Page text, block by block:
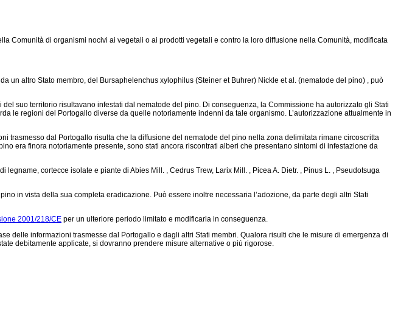
Comunità di organismi nocivi ai vegetali o ai prodotti vegetali e contro la loro diffusione nella Comunità, modificata
altro Stato membro, del Bursaphelenchus xylophilus (Steiner et Buhrer) Nickle et al. (nematode del pino) , può
suo territorio risultavano infestati dal nematode del pino. Di conseguenza, la Commissione ha autorizzato gli Stati
le regioni del Portogallo diverse da quelle notoriamente indenni da tale organismo. L’autorizzazione attualmente in
trasmesso dal Portogallo risulta che la diffusione del nematode del pino nella zona delimitata rimane circoscritta
era finora notoriamente presente, sono stati ancora riscontrati alberi che presentano sintomi di infestazione da
cortecce isolate e piante di Abies Mill. , Cedrus Trew, Larix Mill. , Picea A. Dietr. , Pinus L. , Pseudotsuga
in vista della sua completa eradicazione. Può essere inoltre necessaria l’adozione, da parte degli altri Stati
2001/218/CE per un ulteriore periodo limitato e modificarla in conseguenza.
informazioni trasmesse dal Portogallo e dagli altri Stati membri. Qualora risulti che le misure di emergenza di
debitamente applicate, si dovranno prendere misure alternative o più rigorose.